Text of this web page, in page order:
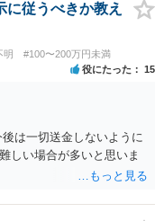
従うべきか教え
明 #100〜200万円未満
役にたった 15
は一切送金しないように
しい場合が多いと思いま